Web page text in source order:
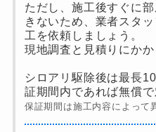
ただし、施工後すぐに
きないため、業者スタ
工を依頼しましょう。
現地調査と見積りにかか
シロアリ駆除後は最長
証期間内であれば無償で
保証期間は施工内容によって